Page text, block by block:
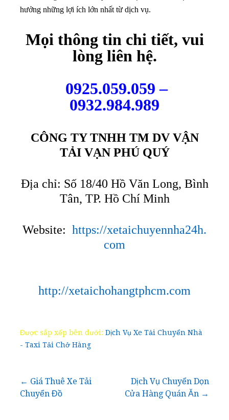
hưởng những lợi ích lớn nhất từ dịch vụ.
Mọi thông tin chi tiết, vui
lòng liên hệ.
0925.059.059 –
0932.984.989
CÔNG TY TNHH TM DV VẬN
TẢI VẠN PHÚ QUÝ
Địa chỉ: Số 18/40 Hồ Văn Long, Bình
Tân, TP. Hồ Chí Minh
Website: https://xetaichuyennha24h.
com
http://xetaichohangtphcm.com
Được sắp xếp bên dưới: Dịch Vụ Xe Tải Chuyển Nhà
- Taxi Tải Chở Hàng
Điều
← Giá Thuê Xe Tải
Chuyển Đồ
Dịch Vụ Chuyển Dọn
Cửa Hàng Quán Ăn →